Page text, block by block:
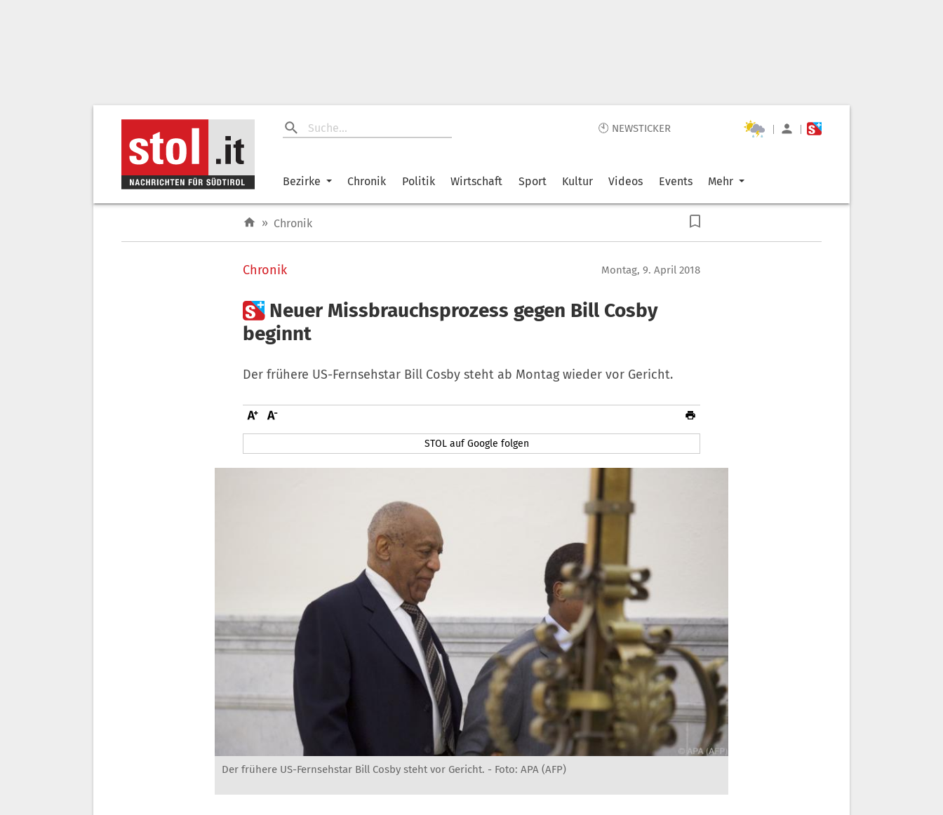
🕙 NEWSTICKER | |
Bezirke Chronik Politik Wirtschaft Sport Kultur Videos Events Mehr
» Chronik
Chronik Montag, 9. April 2018
 Neuer Missbrauchsprozess gegen Bill Cosby
beginnt
Der frühere US-Fernsehstar Bill Cosby steht ab Montag wieder vor Gericht.
STOL auf Google folgen
Der frühere US-Fernsehstar Bill Cosby steht vor Gericht. - Foto: APA (AFP)